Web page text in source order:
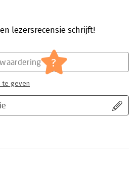
verbindend en grappig.
12-2020
lezersrecensie schrijft!
?
te geven